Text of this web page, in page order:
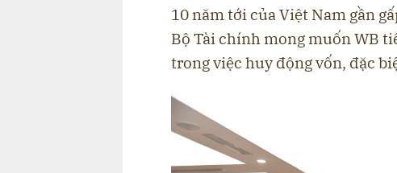
10 năm tới của Việt Nam gần
Bộ Tài chính mong muốn WB
trong việc huy động vốn, đặc